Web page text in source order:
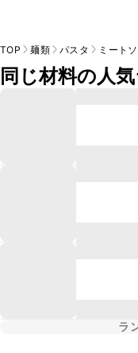
TOP 麺類 パスタ ミート
同じ材料の人
ラ